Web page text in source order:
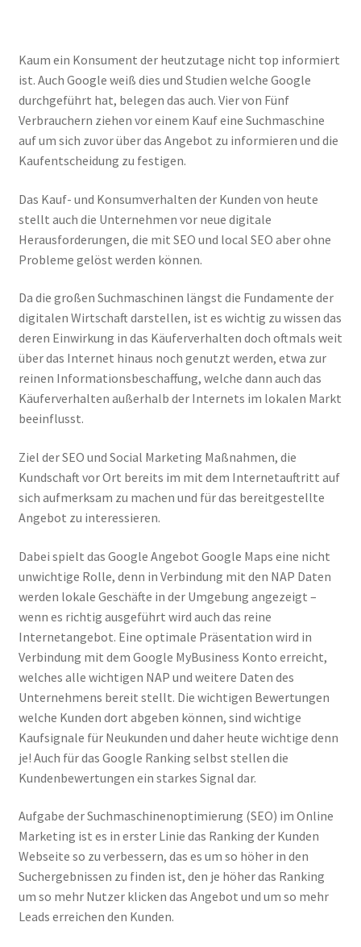
Our Projects
Sample Page
Sample Page
Sample Page
SEO Darmstadt
Shop
Versandarten
Von Null auf 142 Platz eins Rankings
Warenkorb
Widerrufsbelehrung
Zahlungsarten
Kaum ein Konsument der heutzutage nicht top informiert
ist. Auch Google weiß dies und Studien welche Google
durchgeführt hat, belegen das auch. Vier von Fünf
Verbrauchern ziehen vor einem Kauf eine Suchmaschine
auf um sich zuvor über das Angebot zu informieren und die
Kaufentscheidung zu festigen.
Das Kauf- und Konsumverhalten der Kunden von heute
stellt auch die Unternehmen vor neue digitale
Herausforderungen, die mit SEO und local SEO aber ohne
Probleme gelöst werden können.
Da die großen Suchmaschinen längst die Fundamente der
digitalen Wirtschaft darstellen, ist es wichtig zu wissen das
deren Einwirkung in das Käuferverhalten doch oftmals weit
über das Internet hinaus noch genutzt werden, etwa zur
reinen Informationsbeschaffung, welche dann auch das
Käuferverhalten außerhalb der Internets im lokalen Markt
beeinflusst.
Ziel der SEO und Social Marketing Maßnahmen, die
Kundschaft vor Ort bereits im mit dem Internetauftritt auf
sich aufmerksam zu machen und für das bereitgestellte
Angebot zu interessieren.
Dabei spielt das Google Angebot Google Maps eine nicht
unwichtige Rolle, denn in Verbindung mit den NAP Daten
werden lokale Geschäfte in der Umgebung angezeigt –
wenn es richtig ausgeführt wird auch das reine
Internetangebot. Eine optimale Präsentation wird in
Verbindung mit dem Google MyBusiness Konto erreicht,
welches alle wichtigen NAP und weitere Daten des
Unternehmens bereit stellt. Die wichtigen Bewertungen
welche Kunden dort abgeben können, sind wichtige
Kaufsignale für Neukunden und daher heute wichtige denn
je! Auch für das Google Ranking selbst stellen die
Kundenbewertungen ein starkes Signal dar.
Aufgabe der Suchmaschinenoptimierung (SEO) im Online
Marketing ist es in erster Linie das Ranking der Kunden
Webseite so zu verbessern, das es um so höher in den
Suchergebnissen zu finden ist, den je höher das Ranking
um so mehr Nutzer klicken das Angebot und um so mehr
Leads erreichen den Kunden.